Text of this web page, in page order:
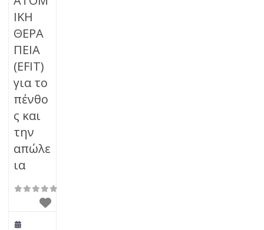
ΙΚΗ
ΘΕΡΑ
ΠΕΙΑ
(EFIT)
για το
πένθο
ς και
την
απώλε
ια